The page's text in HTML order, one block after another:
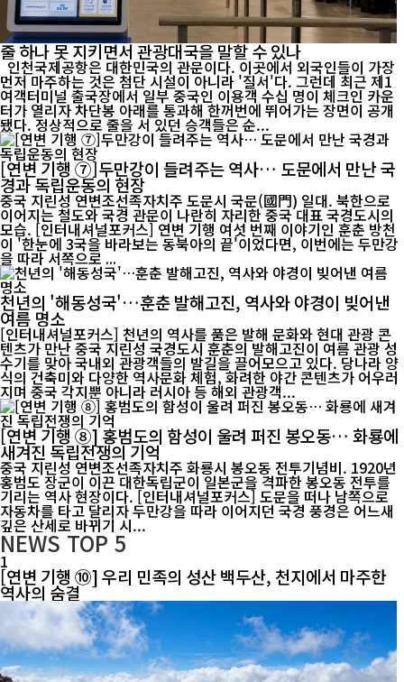
줄 하나 못 지키면서 관광대국을 말할 수 있나
인천국제공항은 대한민국의 관문이다. 이곳에서 외국인들이 가장
먼저 마주하는 것은 첨단 시설이 아니라 '질서'다. 그런데 최근 제1
여객터미널 출국장에서 일부 중국인 이용객 수십 명이 체크인 카운
터가 열리자 차단봉 아래를 통과해 한꺼번에 뛰어가는 장면이 공개
됐다. 정상적으로 줄을 서 있던 승객들은 순...
[연변 기행 ⑦]두만강이 들려주는 역사… 도문에서 만난 국
경과 독립운동의 현장
중국 지린성 연변조선족자치주 도문시 국문(國門) 일대. 북한으로
이어지는 철도와 국경 관문이 나란히 자리한 중국 대표 국경도시의
모습. [인터내셔널포커스] 연변 기행 여섯 번째 이야기인 훈춘 방천
이 '한눈에 3국을 바라보는 동북아의 끝'이었다면, 이번에는 두만강
을 따라 서쪽으로 ...
천년의 '해동성국'…훈춘 발해고진, 역사와 야경이 빚어낸
여름 명소
[인터내셔널포커스] 천년의 역사를 품은 발해 문화와 현대 관광 콘
텐츠가 만난 중국 지린성 국경도시 훈춘의 발해고진이 여름 관광 성
수기를 맞아 국내외 관광객들의 발길을 끌어모으고 있다. 당나라 양
식의 건축미와 다양한 역사문화 체험, 화려한 야간 콘텐츠가 어우러
지며 중국 각지뿐 아니라 러시아 등 해외 관광객...
[연변 기행 ⑧] 홍범도의 함성이 울려 퍼진 봉오동… 화룡에
새겨진 독립전쟁의 기억
중국 지린성 연변조선족자치주 화룡시 봉오동 전투기념비. 1920년
홍범도 장군이 이끈 대한독립군이 일본군을 격파한 봉오동 전투를
기리는 역사 현장이다. [인터내셔널포커스] 도문을 떠나 남쪽으로
자동차를 타고 달리자 두만강을 따라 이어지던 국경 풍경은 어느새
깊은 산세로 바뀌기 시...
NEWS TOP 5
1
[연변 기행 ⑩] 우리 민족의 성산 백두산, 천지에서 마주한
역사의 숨결